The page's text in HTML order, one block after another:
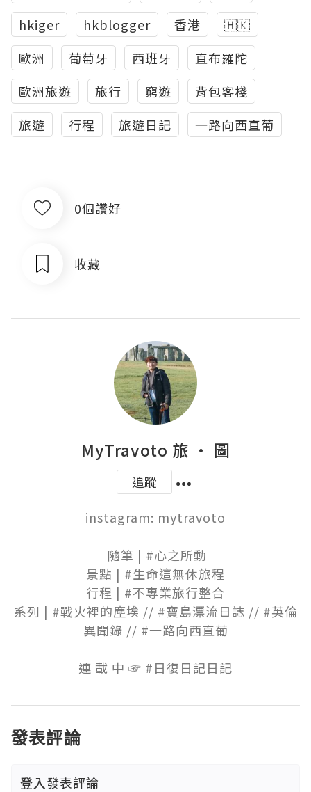
hkiger
hkblogger 香港
🇭🇰
歐洲
葡萄牙 西班牙
直布羅陀
歐洲旅遊
旅行 窮遊
背包客棧
旅遊
行程 旅遊日記 一路向西直葡
0個讚好
收藏
MyTravoto 旅 · 圖
追蹤
instagram: mytravoto
景點 | #生命這無休旅程
行程 | #不專業旅行整合
系列 | #戰火裡的塵埃 // #寶島漂流日誌 // #英倫
異聞錄 // #一路向西直葡
連 載 中 ☞ #日復日記日記
發表評論
登入發表評論